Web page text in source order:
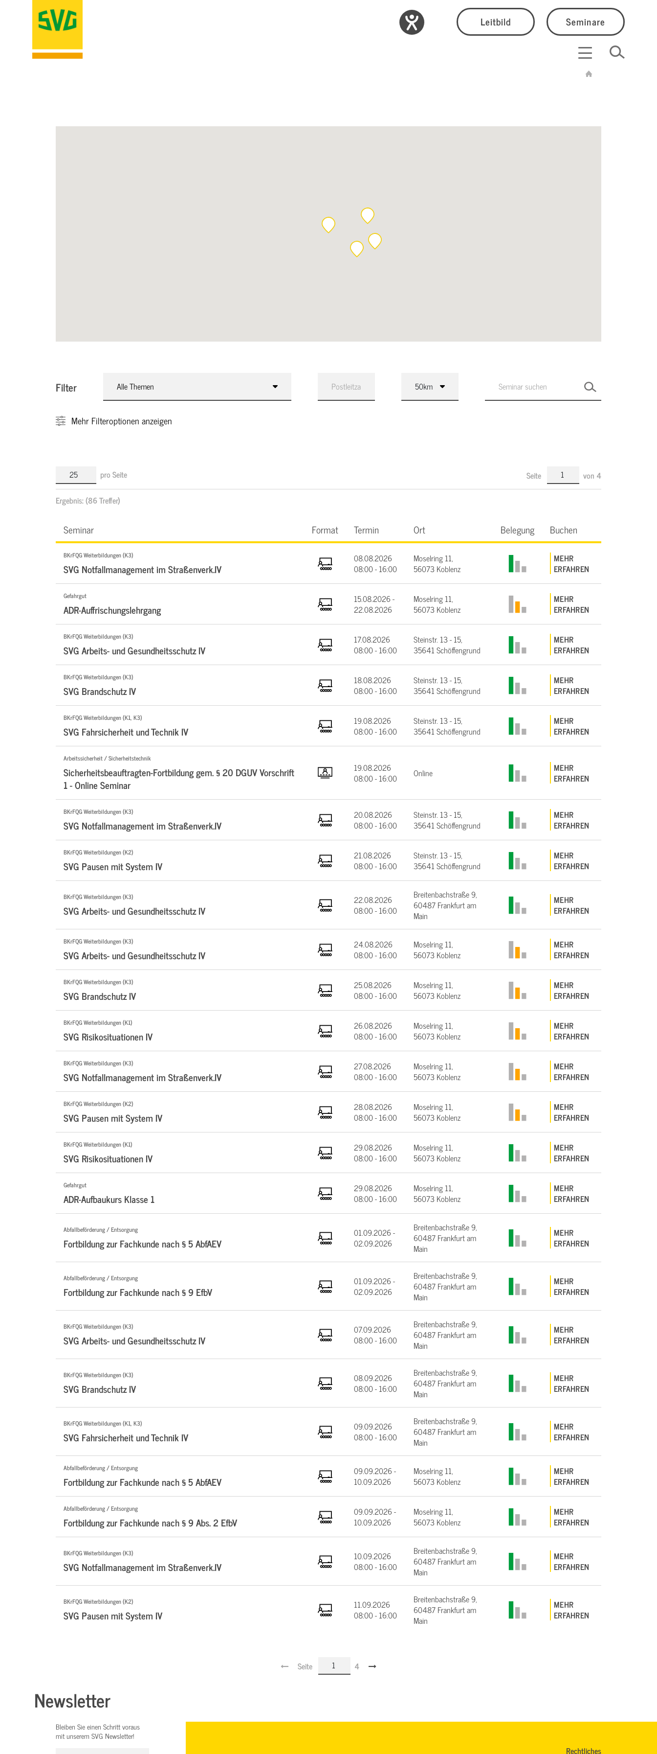
Leitbild Seminare
Filter Alle Themen
Mehr Filteroptionen anzeigen
pro Seite Seite von 4
Ergebnis:(86 Treffer)
Seminar Format Termin Ort Belegung Buchen
BKrFQG Weiterbildungen (K3)
SVG Notfallmanagement im Straßenverk.IV
08.08.2026
08:00 - 16:00
Moselring 11,
56073 Koblenz
MEHR
ERFAHREN
Gefahrgut
ADR-Auffrischungslehrgang
15.08.2026 -
22.08.2026
Moselring 11,
56073 Koblenz
MEHR
ERFAHREN
BKrFQG Weiterbildungen (K3)
SVG Arbeits- und Gesundheitsschutz IV
17.08.2026
08:00 - 16:00
Steinstr. 13 - 15,
35641 Schöffengrund
MEHR
ERFAHREN
BKrFQG Weiterbildungen (K3)
SVG Brandschutz IV
18.08.2026
08:00 - 16:00
Steinstr. 13 - 15,
35641 Schöffengrund
MEHR
ERFAHREN
BKrFQG Weiterbildungen (K1, K3)
SVG Fahrsicherheit und Technik IV
19.08.2026
08:00 - 16:00
Steinstr. 13 - 15,
35641 Schöffengrund
MEHR
ERFAHREN
Arbeitssicherheit / Sicherheitstechnik
Sicherheitsbeauftragten-Fortbildung gem. § 20 DGUV Vorschrift
1 - Online Seminar
19.08.2026
08:00 - 16:00
Online
MEHR
ERFAHREN
BKrFQG Weiterbildungen (K3)
SVG Notfallmanagement im Straßenverk.IV
20.08.2026
08:00 - 16:00
Steinstr. 13 - 15,
35641 Schöffengrund
MEHR
ERFAHREN
BKrFQG Weiterbildungen (K2)
SVG Pausen mit System IV
21.08.2026
08:00 - 16:00
Steinstr. 13 - 15,
35641 Schöffengrund
MEHR
ERFAHREN
BKrFQG Weiterbildungen (K3)
SVG Arbeits- und Gesundheitsschutz IV
22.08.2026
08:00 - 16:00
Breitenbachstraße 9,
60487 Frankfurt am
Main
MEHR
ERFAHREN
BKrFQG Weiterbildungen (K3)
SVG Arbeits- und Gesundheitsschutz IV
24.08.2026
08:00 - 16:00
Moselring 11,
56073 Koblenz
MEHR
ERFAHREN
BKrFQG Weiterbildungen (K3)
SVG Brandschutz IV
25.08.2026
08:00 - 16:00
Moselring 11,
56073 Koblenz
MEHR
ERFAHREN
BKrFQG Weiterbildungen (K1)
SVG Risikosituationen IV
26.08.2026
08:00 - 16:00
Moselring 11,
56073 Koblenz
MEHR
ERFAHREN
BKrFQG Weiterbildungen (K3)
SVG Notfallmanagement im Straßenverk.IV
27.08.2026
08:00 - 16:00
Moselring 11,
56073 Koblenz
MEHR
ERFAHREN
BKrFQG Weiterbildungen (K2)
SVG Pausen mit System IV
28.08.2026
08:00 - 16:00
Moselring 11,
56073 Koblenz
MEHR
ERFAHREN
BKrFQG Weiterbildungen (K1)
SVG Risikosituationen IV
29.08.2026
08:00 - 16:00
Moselring 11,
56073 Koblenz
MEHR
ERFAHREN
Gefahrgut
ADR-Aufbaukurs Klasse 1
29.08.2026
08:00 - 16:00
Moselring 11,
56073 Koblenz
MEHR
ERFAHREN
Abfallbeförderung / Entsorgung
Fortbildung zur Fachkunde nach § 5 AbfAEV
01.09.2026 -
02.09.2026
Breitenbachstraße 9,
60487 Frankfurt am
Main
MEHR
ERFAHREN
Abfallbeförderung / Entsorgung
Fortbildung zur Fachkunde nach § 9 EfbV
01.09.2026 -
02.09.2026
Breitenbachstraße 9,
60487 Frankfurt am
Main
MEHR
ERFAHREN
BKrFQG Weiterbildungen (K3)
SVG Arbeits- und Gesundheitsschutz IV
07.09.2026
08:00 - 16:00
Breitenbachstraße 9,
60487 Frankfurt am
Main
MEHR
ERFAHREN
BKrFQG Weiterbildungen (K3)
SVG Brandschutz IV
08.09.2026
08:00 - 16:00
Breitenbachstraße 9,
60487 Frankfurt am
Main
MEHR
ERFAHREN
BKrFQG Weiterbildungen (K1, K3)
SVG Fahrsicherheit und Technik IV
09.09.2026
08:00 - 16:00
Breitenbachstraße 9,
60487 Frankfurt am
Main
MEHR
ERFAHREN
Abfallbeförderung / Entsorgung
Fortbildung zur Fachkunde nach § 5 AbfAEV
09.09.2026 -
10.09.2026
Moselring 11,
56073 Koblenz
MEHR
ERFAHREN
Abfallbeförderung / Entsorgung
Fortbildung zur Fachkunde nach § 9 Abs. 2 EfbV
09.09.2026 -
10.09.2026
Moselring 11,
56073 Koblenz
MEHR
ERFAHREN
BKrFQG Weiterbildungen (K3)
SVG Notfallmanagement im Straßenverk.IV
10.09.2026
08:00 - 16:00
Breitenbachstraße 9,
60487 Frankfurt am
Main
MEHR
ERFAHREN
BKrFQG Weiterbildungen (K2)
SVG Pausen mit System IV
11.09.2026
08:00 - 16:00
Breitenbachstraße 9,
60487 Frankfurt am
Main
MEHR
ERFAHREN
Seite 4
Newsletter
Bleiben Sie einen Schritt voraus
mit unserem SVG Newsletter!
Rechtliches